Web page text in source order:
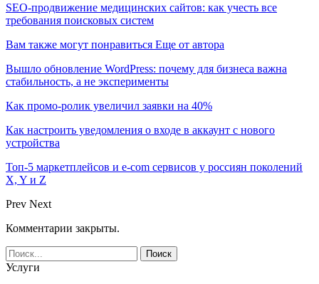
SEO-продвижение медицинских сайтов: как учесть все
требования поисковых систем
Вам также могут понравиться Еще от автора
Вышло обновление WordPress: почему для бизнеса важна
стабильность, а не эксперименты
Как промо-ролик увеличил заявки на 40%
Как настроить уведомления о входе в аккаунт с нового
устройства
Топ-5 маркетплейсов и e-com сервисов у россиян поколений
X, Y и Z
Prev Next
Комментарии закрыты.
Услуги